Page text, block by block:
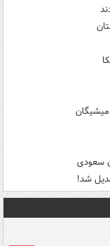
سعودی
شد!